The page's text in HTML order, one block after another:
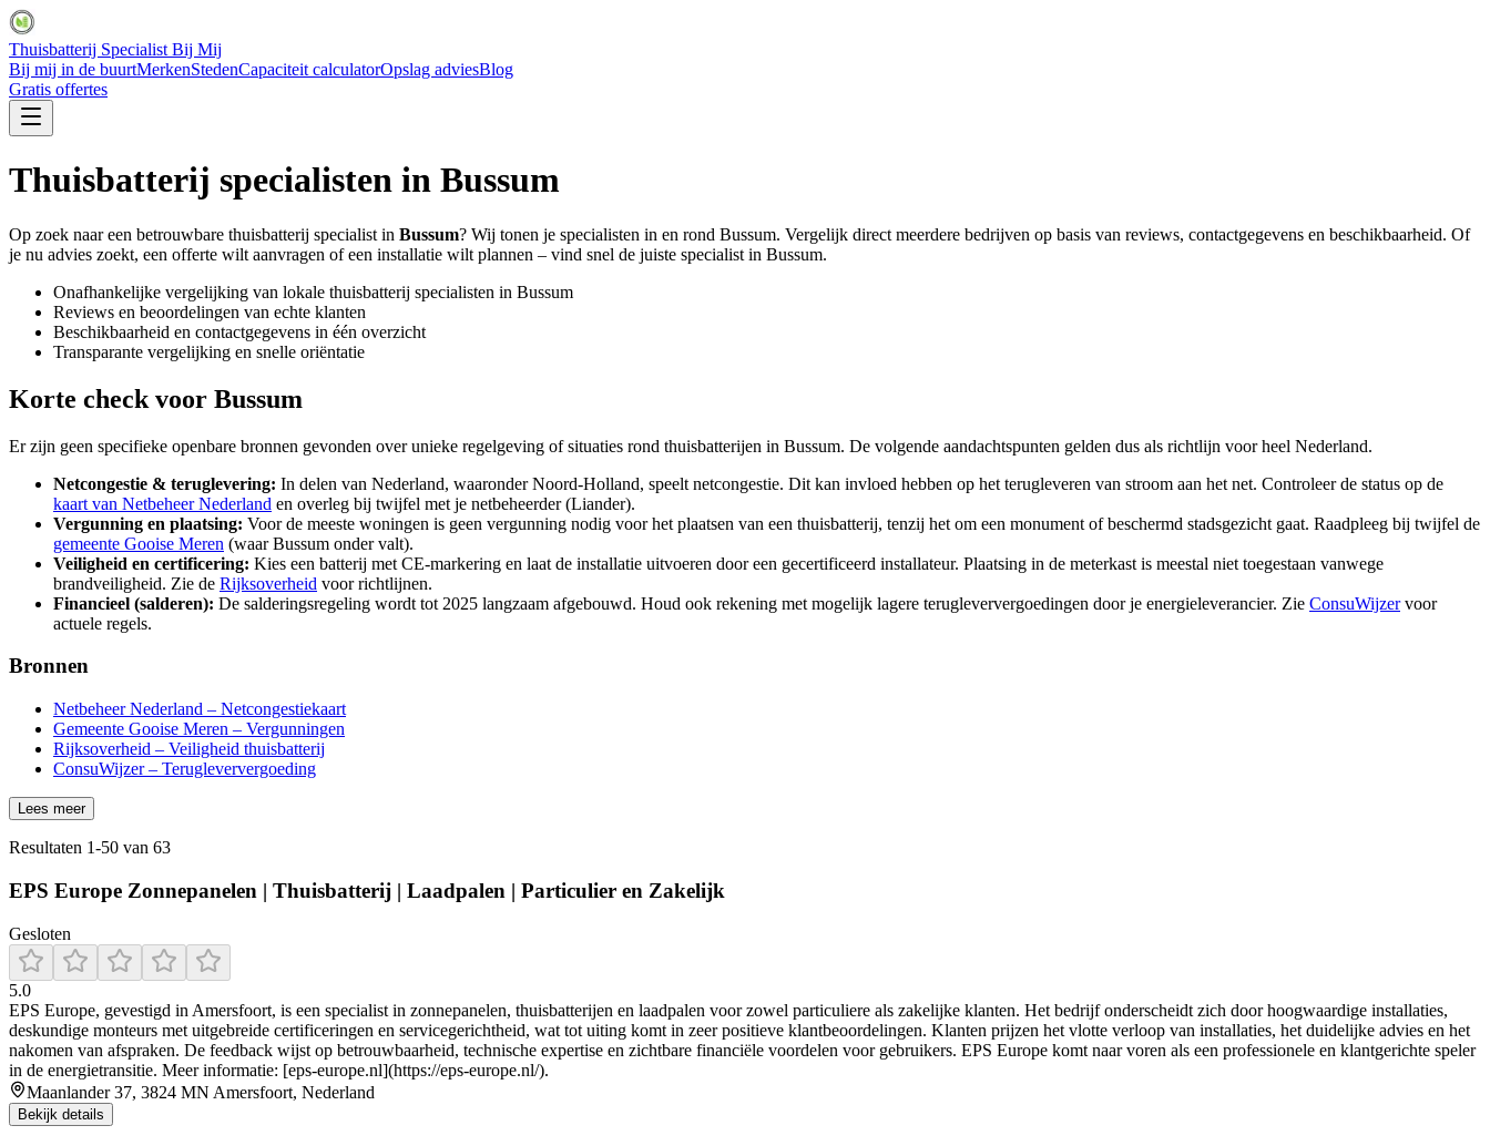
Thuisbatterij Specialist Bij Mij
Bij mij in de buurtMerkenStedenCapaciteit calculatorOpslag adviesBlog
Gratis offertes
Thuisbatterij specialisten in Bussum
Op zoek naar een betrouwbare thuisbatterij specialist in Bussum? Wij tonen je specialisten in en rond Bussum. Vergelijk direct meerdere bedrijven op basis van reviews, contactgegevens en beschikbaarheid. Of
je nu advies zoekt, een offerte wilt aanvragen of een installatie wilt plannen – vind snel de juiste specialist in Bussum.
Onafhankelijke vergelijking van lokale thuisbatterij specialisten in Bussum
Reviews en beoordelingen van echte klanten
Beschikbaarheid en contactgegevens in één overzicht
Transparante vergelijking en snelle oriëntatie
Korte check voor Bussum
Er zijn geen specifieke openbare bronnen gevonden over unieke regelgeving of situaties rond thuisbatterijen in Bussum. De volgende aandachtspunten gelden dus als richtlijn voor heel Nederland.
Netcongestie & teruglevering: In delen van Nederland, waaronder Noord-Holland, speelt netcongestie. Dit kan invloed hebben op het terugleveren van stroom aan het net. Controleer de status op de
kaart van Netbeheer Nederland en overleg bij twijfel met je netbeheerder (Liander).
Vergunning en plaatsing: Voor de meeste woningen is geen vergunning nodig voor het plaatsen van een thuisbatterij, tenzij het om een monument of beschermd stadsgezicht gaat. Raadpleeg bij twijfel de
gemeente Gooise Meren (waar Bussum onder valt).
Veiligheid en certificering: Kies een batterij met CE-markering en laat de installatie uitvoeren door een gecertificeerd installateur. Plaatsing in de meterkast is meestal niet toegestaan vanwege
brandveiligheid. Zie de Rijksoverheid voor richtlijnen.
Financieel (salderen): De salderingsregeling wordt tot 2025 langzaam afgebouwd. Houd ook rekening met mogelijk lagere terugleververgoedingen door je energieleverancier. Zie ConsuWijzervoor
actuele regels.
Bronnen
Netbeheer Nederland – Netcongestiekaart
Gemeente Gooise Meren – Vergunningen
Rijksoverheid – Veiligheid thuisbatterij
ConsuWijzer – Terugleververgoeding
Lees meer
Resultaten 1-50 van 63
EPS Europe Zonnepanelen | Thuisbatterij | Laadpalen | Particulier en Zakelijk
Gesloten
5.0
EPS Europe, gevestigd in Amersfoort, is een specialist in zonnepanelen, thuisbatterijen en laadpalen voor zowel particuliere als zakelijke klanten. Het bedrijf onderscheidt zich door hoogwaardige installaties,
deskundige monteurs met uitgebreide certificeringen en servicegerichtheid, wat tot uiting komt in zeer positieve klantbeoordelingen. Klanten prijzen het vlotte verloop van installaties, het duidelijke advies en het
nakomen van afspraken. De feedback wijst op betrouwbaarheid, technische expertise en zichtbare financiële voordelen voor gebruikers. EPS Europe komt naar voren als een professionele en klantgerichte speler
in de energietransitie. Meer informatie: [eps-europe.nl](https://eps-europe.nl/).
Maanlander 37, 3824 MN Amersfoort, Nederland
Bekijk details